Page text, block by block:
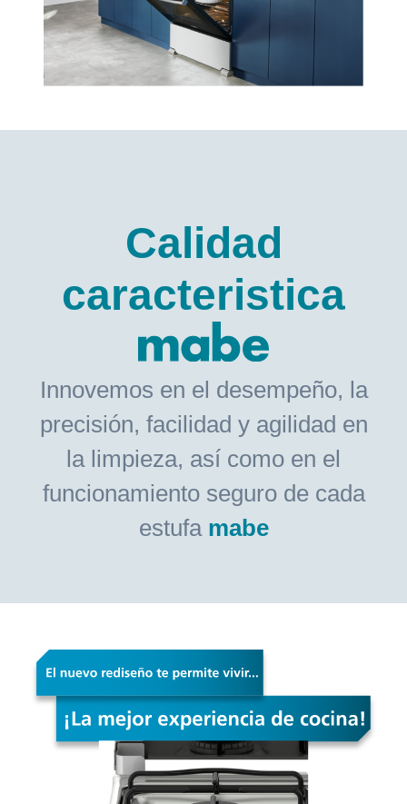
Calidad
caracteristica
Innovemos en el desempeño, la
precisión, facilidad y agilidad en
la limpieza, así como en el
funcionamiento seguro de cada
estufa mabe